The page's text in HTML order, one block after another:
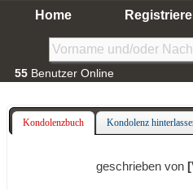
Home
55 Benutzer Online
Kondolenzbuch Kondolenz
geschrieben von